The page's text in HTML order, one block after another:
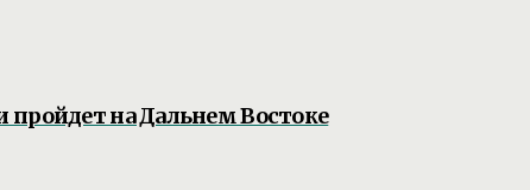
пройдет на Дальнем Востоке